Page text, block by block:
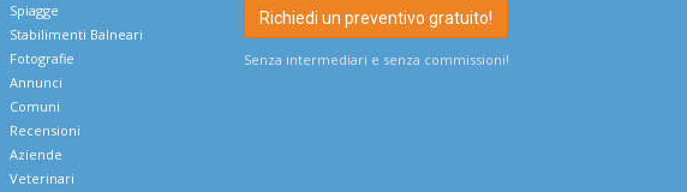
Spiagge
Stabilimenti Balneari
Fotografie
Annunci
Comuni
Recensioni
Aziende
Veterinari
Richiedi un preventivo gratuito!
Senza intermediari e senza commissioni!